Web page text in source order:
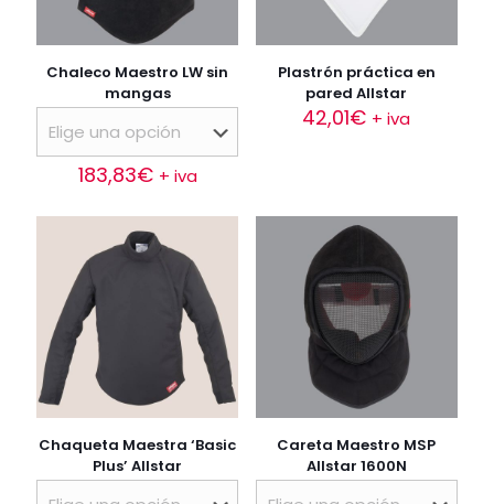
Chaleco Maestro LW sin
mangas
183,83€ + iva
tiene
múltiples
variantes.
opciones
pueden
elegir
en
página
de
producto
Plastrón práctica en
pared Allstar
42,01€ + iva
Chaqueta Maestra ‘Basic
Plus’ Allstar
Careta Maestro MSP
Allstar 1600N